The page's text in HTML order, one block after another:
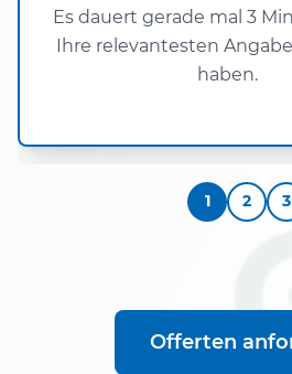
Es dauert gerade mal 3
Ihre relevantesten
haben.
1 2 3
Offerten